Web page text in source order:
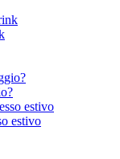
estivo